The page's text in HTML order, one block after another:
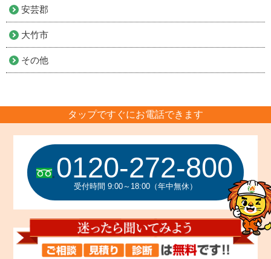
安芸郡
大竹市
その他
タップですぐにお電話できます
0120-272-800
受付時間 9:00～18:00（年中無休）